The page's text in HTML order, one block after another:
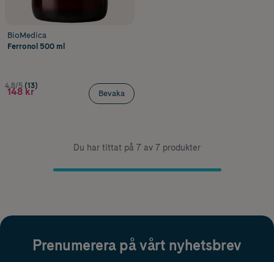
BioMedica
Ferronol 500 ml
4.8/5 (13)
148 kr Bevaka
Du har tittat på 7 av 7 produkter
Prenumerera på vårt nyhetsbrev